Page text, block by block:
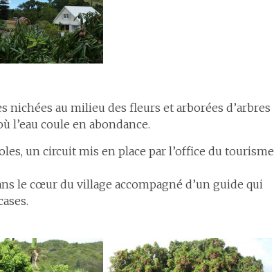
nichées au milieu des fleurs et arborées d’arbres
l’eau coule en abondance.
un circuit mis en place par l’office du tourisme
le cœur du village accompagné d’un guide qui